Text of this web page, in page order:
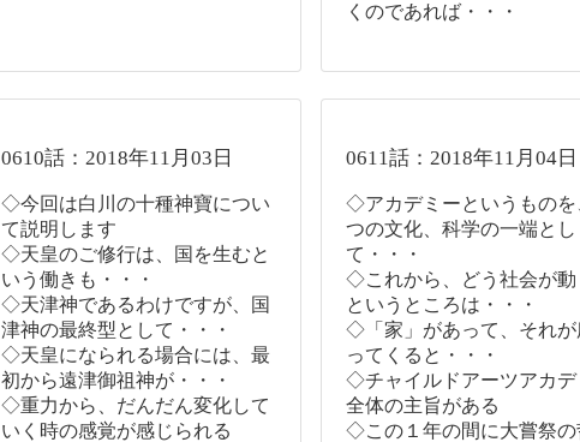
くのであれば・・・
0610話：2018年11月03日
◇今回は白川の十種神寶につい
て説明します
◇天皇のご修行は、国を生むと
いう働きも・・・
◇天津神であるわけですが、国
津神の最終型として・・・
◇天皇になられる場合には、最
初から遠津御祖神が・・・
◇重力から、だんだん変化して
いく時の感覚が感じられる
0611話：2018年11月04日
◇アカデミーというものを
つの文化、科学の一端とし
て・・・
◇これから、どう社会が動
というところは・・・
◇「家」があって、それが
ってくると・・・
◇チャイルドアーツアカデ
全体の主旨がある
◇この１年の間に大嘗祭の